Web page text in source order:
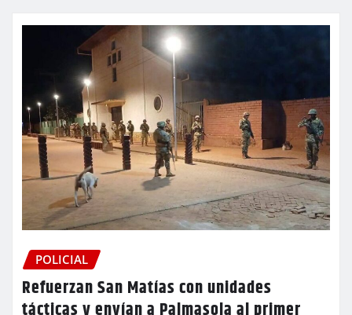
POLICIAL
Refuerzan San Matías con unidades